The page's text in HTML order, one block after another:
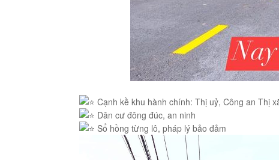
Cạnh kề khu hành chính: Thị uỷ, Công an Thị
Dân cư đông đúc, an ninh
Sổ hồng từng lô, pháp lý bảo đảm